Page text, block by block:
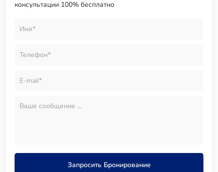
консультации 100% бесплатно
Запросить Бронирование